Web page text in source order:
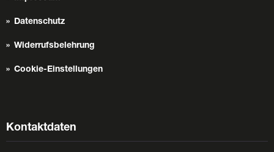
Datenschutz
Widerrufsbelehrung
Cookie-Einstellungen
Kontaktdaten